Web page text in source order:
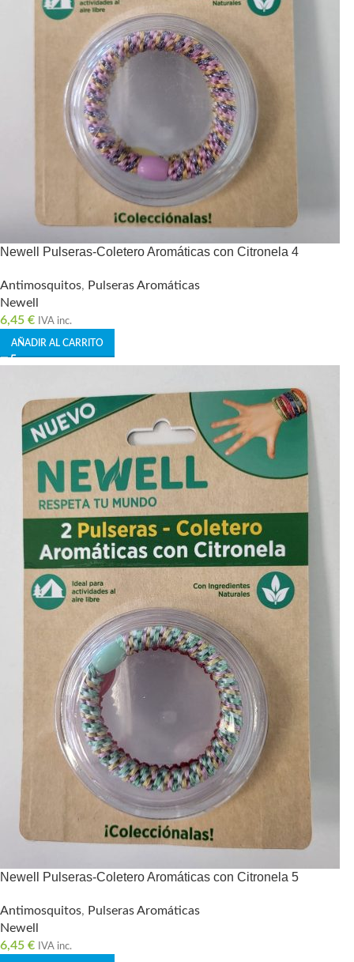
Newell Pulseras-Coletero Aromáticas con Citronela 4
Antimosquitos, Pulseras Aromáticas
Newell
6,45 € IVA inc.
AÑADIR AL CARRITO
Newell Pulseras-Coletero Aromáticas con Citronela 5
Antimosquitos, Pulseras Aromáticas
Newell
6,45 € IVA inc.